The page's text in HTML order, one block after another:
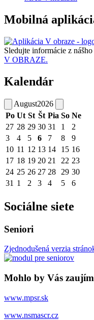
Mobilná
Sledujte informácie z
V OBRAZE.
Kalendár
August2026
Po Ut St Št Pia So Ne
27 28 29 30 31 1
2
3
4 5 6 7 8
9
10 11 12 13 14 15 16
17 18 19 20 21 22 23
24 25 26 27 28 29 30
31 1 2 3 4 5 6
Sociálne siete
Seniori
Zjednodušená verzia
Mohlo by Vás
www.mpsr.sk
www.nsmascr.cz